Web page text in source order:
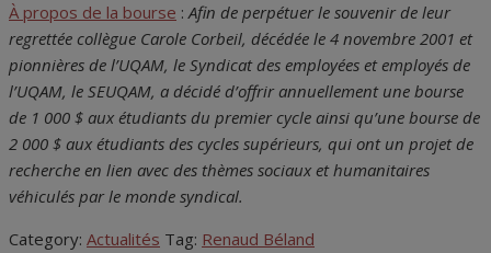
À propos de la bourse :Afin de perpétuer le souvenir de leur
regrettée collègue Carole Corbeil, décédée le 4 novembre 2001 et
pionnières de l’UQAM, le Syndicat des employées et employés de
l’UQAM, le SEUQAM, a décidé d’offrir annuellement une bourse
de 1 000 $ aux étudiants du premier cycle ainsi qu’une bourse de
2 000 $ aux étudiants des cycles supérieurs, qui ont un projet de
recherche en lien avec des thèmes sociaux et humanitaires
véhiculés par le monde syndical.
Category: Actualités Tag: Renaud Béland